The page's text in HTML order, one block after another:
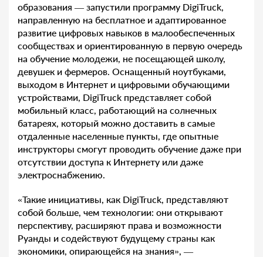
образования — запустили программу DigiTruck,
направленную на бесплатное и адаптированное
развитие цифровых навыков в малообеспеченных
сообществах и ориентированную в первую очередь
на обучение молодежи, не посещающей школу,
девушек и фермеров. Оснащенный ноутбуками,
выходом в Интернет и цифровыми обучающими
устройствами, DigiTruck представляет собой
мобильный класс, работающий на солнечных
батареях, который можно доставить в самые
отдаленные населенные пункты, где опытные
инструкторы смогут проводить обучение даже при
отсутствии доступа к Интернету или даже
электроснабжению.
«Такие инициативы, как DigiTruck, представляют
собой больше, чем технологии: они открывают
перспективу, расширяют права и возможности
Руанды и содействуют будущему страны как
экономики, опирающейся на знания», —